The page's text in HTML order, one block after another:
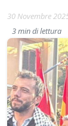
30 Novembre
3 min di lettura